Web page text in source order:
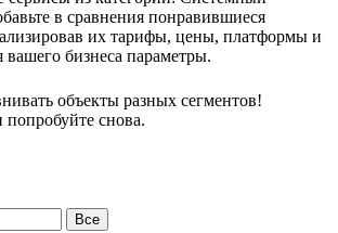
в сравнения понравившиеся
их тарифы, цены, платформы и
бизнеса параметры.
объекты разных сегментов!
снова.
Все